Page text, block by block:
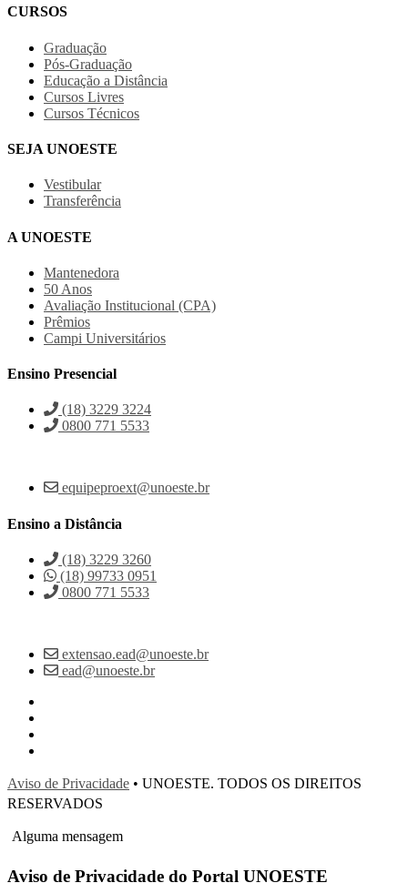
CURSOS
Graduação
Pós-Graduação
Educação a Distância
Cursos Livres
Cursos Técnicos
SEJA UNOESTE
Vestibular
Transferência
A UNOESTE
Mantenedora
50 Anos
Avaliação Institucional (CPA)
Prêmios
Campi Universitários
Ensino Presencial
(18) 3229 3224
0800 771 5533
equipeproext@unoeste.br
Ensino a Distância
(18) 3229 3260
(18) 99733 0951
0800 771 5533
extensao.ead@unoeste.br
ead@unoeste.br
Aviso de Privacidade • UNOESTE. TODOS OS DIREITOS
RESERVADOS
Alguma mensagem
Aviso de Privacidade do Portal UNOESTE